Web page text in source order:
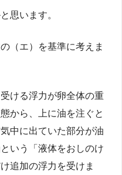
思います。
（エ）を基準に考えま
ける浮力が卵全体の重
から、上に油を注ぐと
中に出ていた部分が油
いう「液体をおしのけ
追加の浮力を受けま